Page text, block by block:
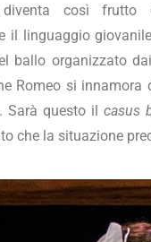
così frutto
il linguaggio
ballo organizzato
Romeo si
Sarà questo il casus
che la situazione